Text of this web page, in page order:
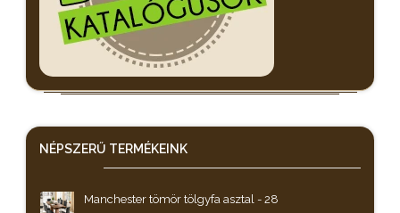
NÉPSZERŰ TERMÉKEINK
Manchester tömör tölgyfa asztal - 28